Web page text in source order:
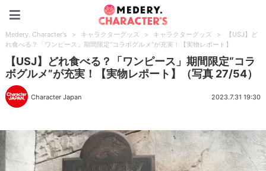
Medery. Character's > キャラクターグッズ > キャラクターグッズ >
【USJ】ど
れ食べる？「ワンピース」期間限定“コラボグルメ”が充実！【実物レポート】
【USJ】どれ食べる？「ワンピース」期間限定“コラ
ボグルメ”が充実！【実物レポート】（写真 27/54）
Character Japan 2023.7.31 19:30